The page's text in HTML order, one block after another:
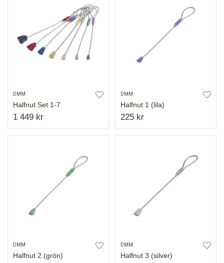
DMM
Halfnut Set 1-7
1 449 kr
DMM
Halfnut 1 (lila)
225 kr
DMM
Halfnut 2 (grön)
DMM
Halfnut 3 (silver)